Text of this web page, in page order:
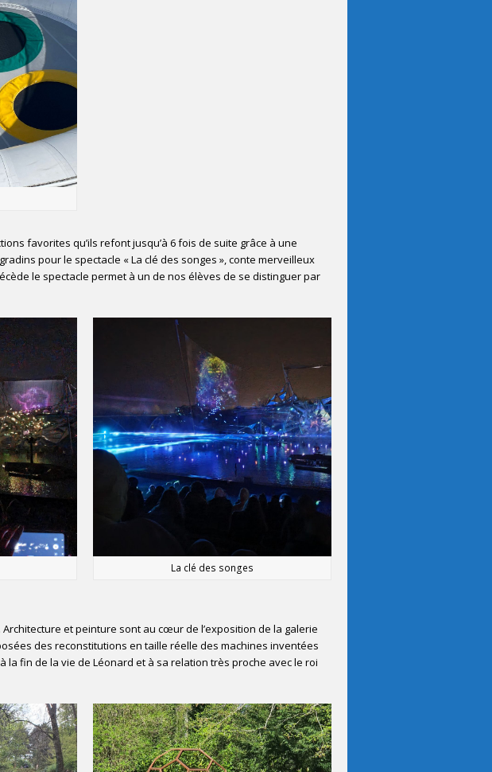
favorites qu’ils refont jusqu’à 6 fois de suite grâce à une
pour le spectacle « La clé des songes », conte merveilleux
le spectacle permet à un de nos élèves de se distinguer par
La clé des songes
et peinture sont au cœur de l’exposition de la galerie
des reconstitutions en taille réelle des machines inventées
fin de la vie de Léonard et à sa relation très proche avec le roi